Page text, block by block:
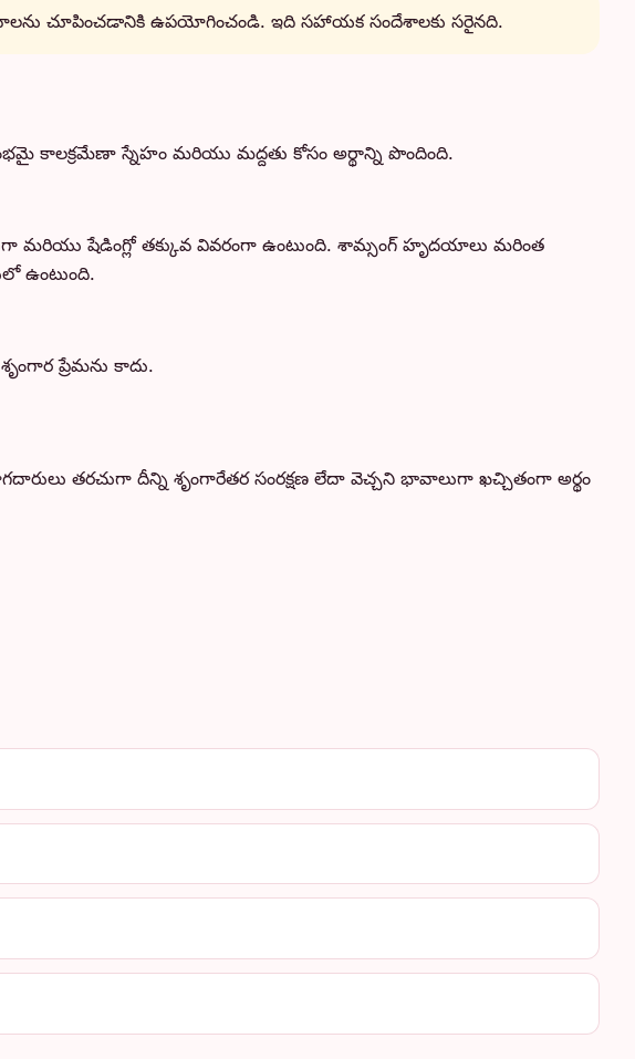
చూపించడానికి ఉపయోగించండి. ఇది సహాయక సందేశాలకు సరైనది.
స్నేహం మరియు మద్దతు కోసం అర్థాన్ని పొందింది.
మరియు షేడింగ్లో తక్కువ వివరంగా ఉంటుంది. శామ్సంగ్ హృదయాలు మరింత
ఉంటుంది.
ప్రేమను కాదు.
తరచుగా దీన్ని శృంగారేతర సంరక్షణ లేదా వెచ్చని భావాలుగా ఖచ్చితంగా అర్థం